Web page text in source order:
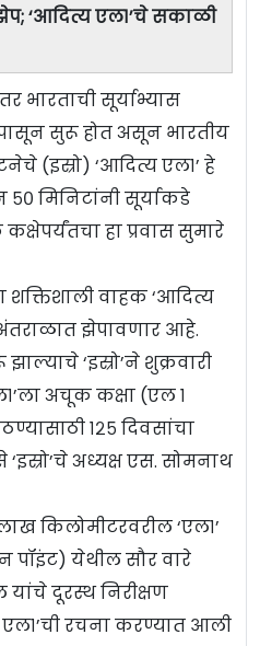
‘आदित्य एल१’चे सकाळी
भारताची सूर्याभ्यास
सुरू होत असून भारतीय
(इस्रो) ‘आदित्य एल१’ हे
मिनिटांनी सूर्याकडे
हा प्रवास सुमारे
शक्तिशाली वाहक ‘आदित्य
झेपावणार आहे.
‘इस्रो’ने शुक्रवारी
अचूक कक्षा (एल १
१२५ दिवसांचा
अध्यक्ष एस. सोमनाथ
किलोमीटरवरील ‘एल१’
पॉइंट) येथील सौर वारे
यांचे दूरस्थ निरीक्षण
रचना करण्यात आली